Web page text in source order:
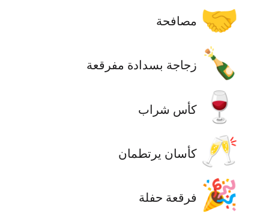
🤝 مصافحة
🍾 ‫زجاجة بسدادة مفرقعة
🍷 كأس شراب
🥂 كأسان يرتطمان
🎉 فرقعة حفلة